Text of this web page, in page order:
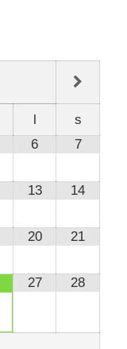
l
s
6 7
13 14
20 21
27 28